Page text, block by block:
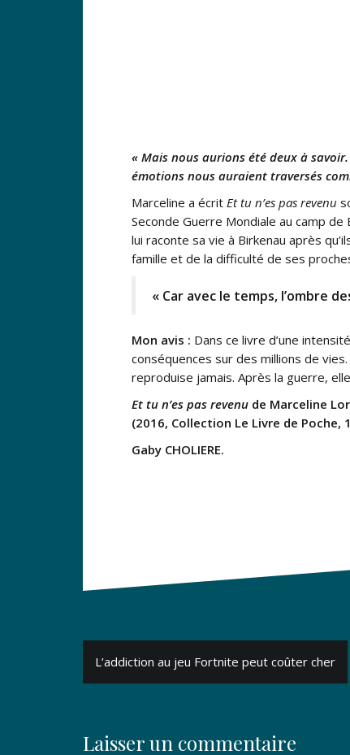
« Mais nous aurions été deux à
émotions nous auraient traversés
Marceline a écrit Et tu n’es pas revenu
Seconde Guerre Mondiale au camp
lui raconte sa vie à Birkenau après
famille et de la difficulté de ses
« Car avec le temps, l’ombre
Mon avis : Dans ce livre d’une
conséquences sur des millions de
reproduise jamais. Après la guerre,
Et tu n’es pas revenu de Marceline
(2016, Collection Le Livre de Poche,
Gaby CHOLIERE.
Navigation
de
L’addiction au jeu Fortnite peut coûter cher
Laisser un commentaire